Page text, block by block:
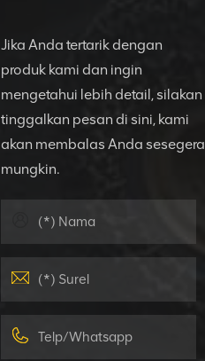
Jika Anda tertarik dengan
produk kami dan ingin
mengetahui lebih detail, silakan
tinggalkan pesan di sini, kami
akan membalas Anda sesegera
mungkin.